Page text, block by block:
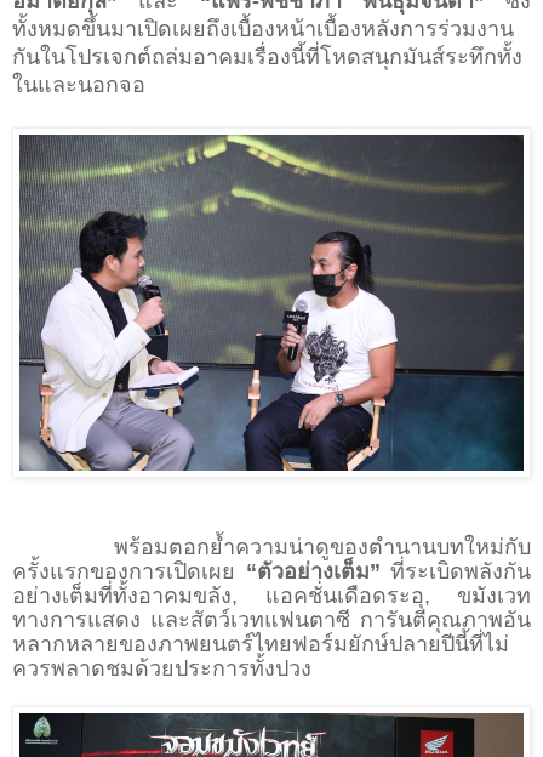
ทั้งหมดขึ้นมาเปิดเผยถึงเบื้องหน้าเบื้องหลังการร่วมงาน
กันในโปรเจกต์ถล่มอาคมเรื่องนี้ที่โหดสนุกมันส์ระทึกทั้ง
ในและนอกจอ
พร้อมตอกย้ำความน่าดูของตำนานบทใหม่กับ
ครั้งแรกของการเปิดเผย “ตัวอย่างเต็ม” ที่ระเบิดพลังกัน
อย่างเต็มที่ทั้งอาคมขลัง, แอคชั่นเดือดระอุ, ขมังเวท
ทางการแสดง และสัตว์เวทแฟนตาซี การันตีคุณภาพอัน
หลากหลายของภาพยนตร์ไทยฟอร์มยักษ์ปลายปีนี้ที่ไม่
ควรพลาดชมด้วยประการทั้งปวง